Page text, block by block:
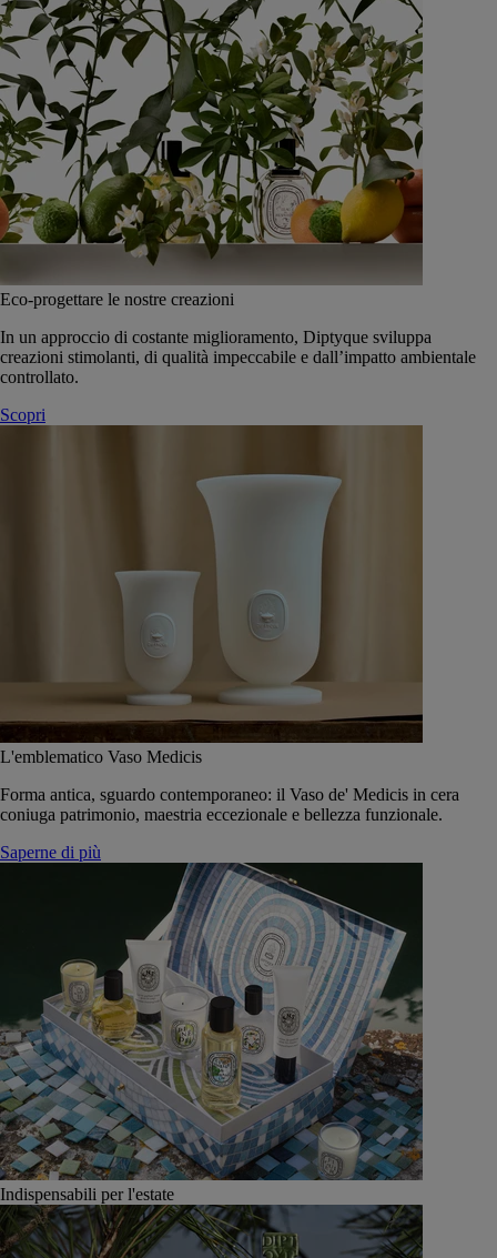
Eco-progettare le nostre creazioni
In un approccio di costante miglioramento, Diptyque sviluppa
creazioni stimolanti, di qualità impeccabile e dall’impatto ambientale
controllato.
Scopri
L'emblematico Vaso Medicis
Forma antica, sguardo contemporaneo: il Vaso de' Medicis in cera
coniuga patrimonio, maestria eccezionale e bellezza funzionale.
Saperne di più
Indispensabili per l'estate